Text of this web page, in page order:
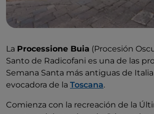
La Processione Buia (Procesión
Santo de Radicofani es una de las
Semana Santa más antiguas de
evocadora de la Toscana.
Comienza con la recreación de la